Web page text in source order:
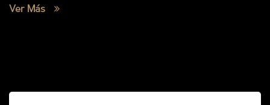
Ver Más